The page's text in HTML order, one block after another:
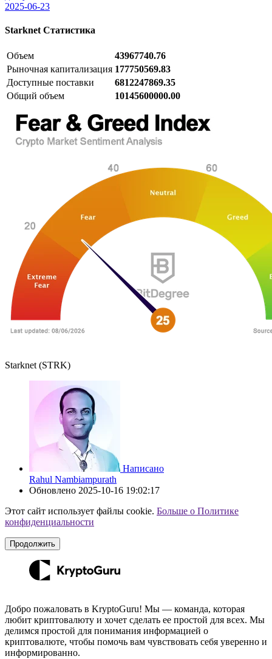
2025-06-23
Starknet Статистика
Объем
43967740.76
Рыночная капитализация 177750569.83
Доступные поставки
6812247869.35
Общий объем
10145600000.00
Starknet (STRK)
Написано
Rahul Nambiampurath
Обновлено 2025-10-16 19:02:17
Этот сайт использует файлы cookie. Больше о Политике
конфиденциальности
Продолжить
Добро пожаловать в KryptoGuru! Мы — команда, которая
любит криптовалюту и хочет сделать ее простой для всех. Мы
делимся простой для понимания информацией о
криптовалюте, чтобы помочь вам чувствовать себя уверенно и
информированно.